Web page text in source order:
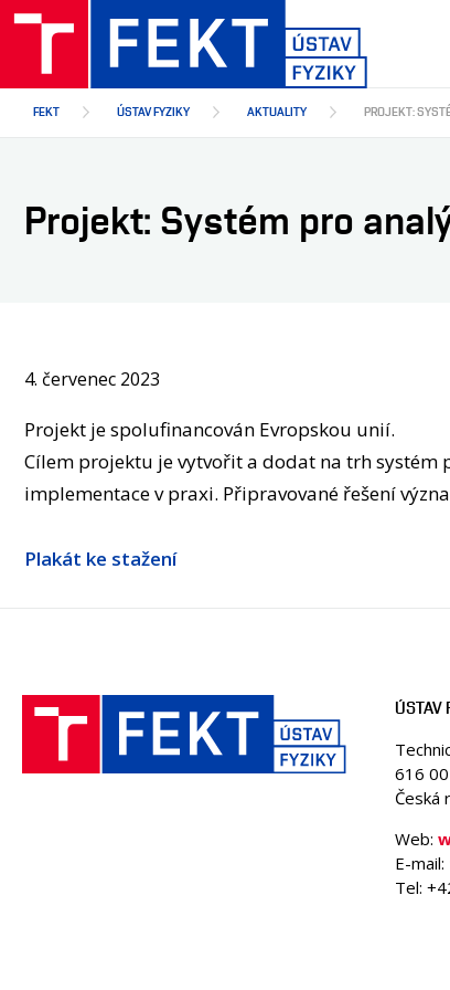
Přejít
obsahu
FEKT ÚSTAV FYZIKY AKTUALITY PROJEKT:
Projekt: Systém pro
4. červenec 2023
Projekt je spolufinancován Evropskou unií.
Cílem projektu je vytvořit a dodat na trh
implementace v praxi. Připravované řešení
Plakát ke stažení
ÚSTAV
616
Česká
Web:
E-mail:
Tel: